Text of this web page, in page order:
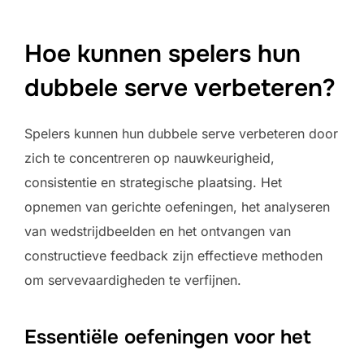
Hoe kunnen spelers hun
dubbele serve verbeteren?
Spelers kunnen hun dubbele serve verbeteren door
zich te concentreren op nauwkeurigheid,
consistentie en strategische plaatsing. Het
opnemen van gerichte oefeningen, het analyseren
van wedstrijdbeelden en het ontvangen van
constructieve feedback zijn effectieve methoden
om servevaardigheden te verfijnen.
Essentiële oefeningen voor het